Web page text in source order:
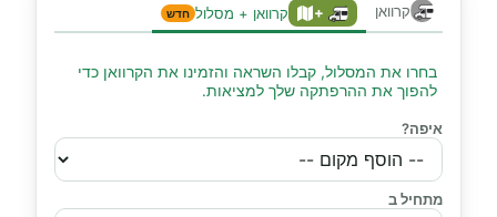
קרוואן + קרוואן + מסלול חדש
בחרו את המסלול, קבלו השראה והזמינו את הקרוואן כדי
להפוך את ההרפתקה שלך למציאות.
איפה?
מתחיל ב